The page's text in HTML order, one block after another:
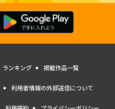
ランキング 掲載作品一覧
利用者情報の外部送信について